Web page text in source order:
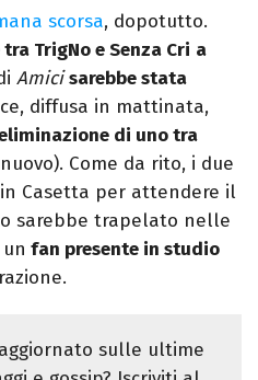
scorsa, dopotutto.
TrigNo e Senza Cri a
Amici sarebbe stata
diffusa in mattinata,
di uno tra
Come da rito, i due
Casetta per attendere il
sarebbe trapelato nelle
fan presente in studio
sulle ultime